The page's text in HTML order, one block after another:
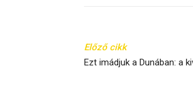
Előző cikk
Ezt imádjuk a Dunában: a